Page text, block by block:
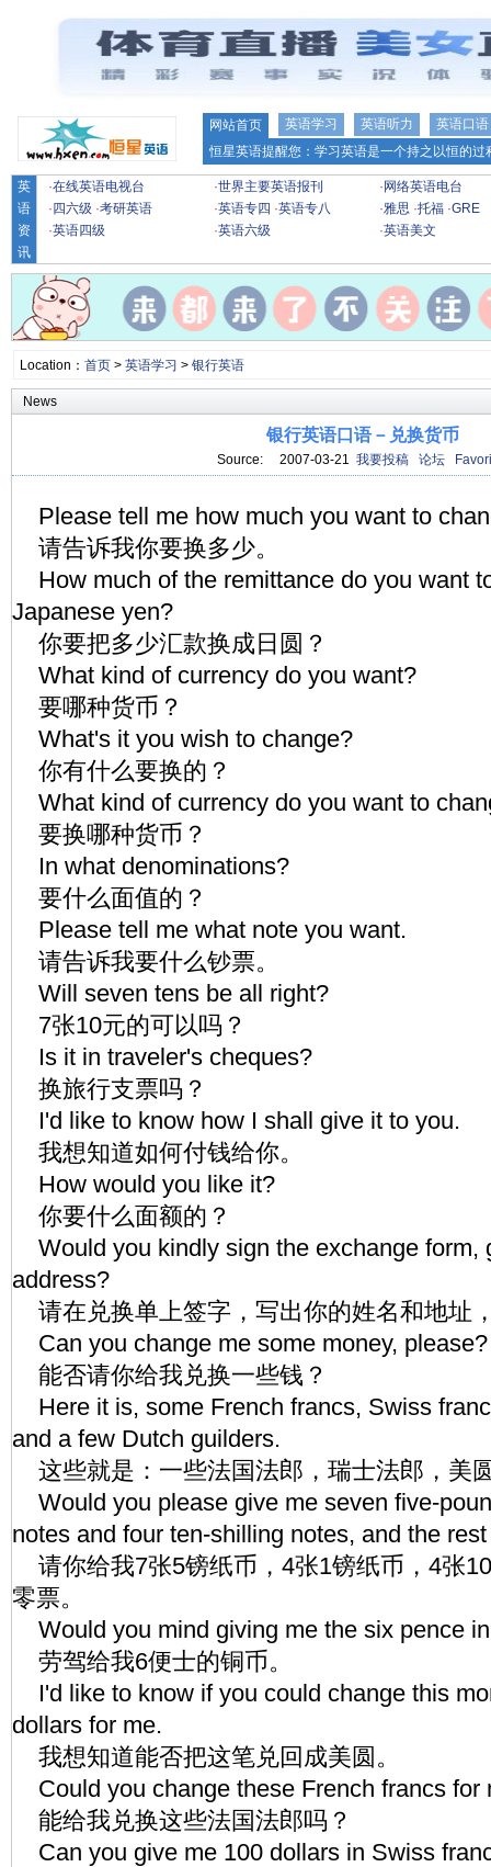
网站首页 英语学习 英语听力
英语口语
恒星英语提醒您：学习英语是一个持之以恒的
英
语
资
讯
·在线英语电视台 ·世界主要英语报刊 · 网络英语电台
· 四六级 ·考研英语 ·英语专四 ·英语专八 ·雅思 ·托福 ·GRE
·英语四级 ·英语六级 ·英语美文
Location： 首页> 英语学习 > 银行英语
News
银行英语口语－兑换货币
Source: 2007-03-21 我要投稿 论坛
Please tell me how much you want to
请告诉我你要换多少。
How much of the remittance do you want
Japanese yen?
你要把多少汇款换成日圆？
What kind of currency do you want?
要哪种货币？
What's it you wish to change?
你有什么要换的？
What kind of currency do you want to
要换哪种货币？
In what denominations?
要什么面值的？
Please tell me what note you want.
请告诉我要什么钞票。
Will seven tens be all right?
7张10元的可以吗？
Is it in traveler's cheques?
换旅行支票吗？
I'd like to know how I shall give it to you.
我想知道如何付钱给你。
How would you like it?
你要什么面额的？
Would you kindly sign the exchange form,
address?
请在兑换单上签字，写出你的姓名和地址
Can you change me some money, please?
能否请你给我兑换一些钱？
Here it is, some French francs, Swiss
and a few Dutch guilders.
这些就是：一些法国法郎，瑞士法郎，美
Would you please give me seven five-
notes and four ten-shilling notes, and the
请你给我7张5镑纸币，4张1镑纸币，4张
零票。
Would you mind giving me the six pence
劳驾给我6便士的铜币。
I'd like to know if you could change this
dollars for me.
我想知道能否把这笔兑回成美圆。
Could you change these French francs for
能给我兑换这些法国法郎吗？
Can you give me 100 dollars in Swiss